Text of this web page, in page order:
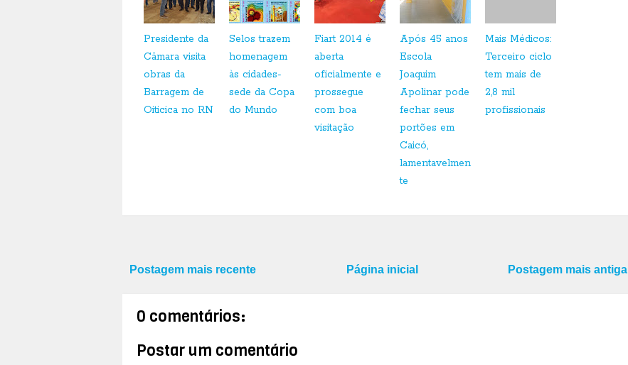
Presidente da
Câmara visita
obras da
Barragem de
Oiticica no RN
Selos trazem
homenagem
às cidades-
sede da Copa
do Mundo
Fiart 2014 é
aberta
oficialmente e
prossegue
com boa
visitação
Após 45 anos
Escola
Joaquim
Apolinar pode
fechar seus
portões em
Caicó,
lamentavelmen
te
Mais Médicos:
Terceiro ciclo
tem mais de
2,8 mil
profissionais
Postagem mais recente Postagem mais antiga
Página inicial
0 comentários:
Postar um comentário